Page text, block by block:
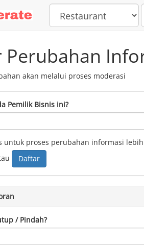
Perubahan
akan melalui proses moderasi
Pemilik Bisnis ini?
untuk proses perubahan informasi
Daftar
/ Pindah?